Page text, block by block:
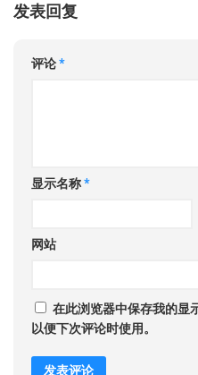
发表回复
评论*
显示名称*
网站
在此浏览器中保存我的显
以便下次评论时使用。